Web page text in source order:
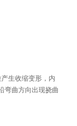
生收缩变形，内
弯曲方向出现挠曲